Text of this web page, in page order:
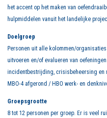
het accent op het maken van
hulpmiddelen vanuit het landelijke
Doelgroep
Personen uit alle kolommen/
uitvoeren en/of evalueren van
incidentbestrijding, crisisbeheersing en
MBO-4 afgerond / HBO werk- en
Groepsgrootte
8 tot 12 personen per groep. Er is veel